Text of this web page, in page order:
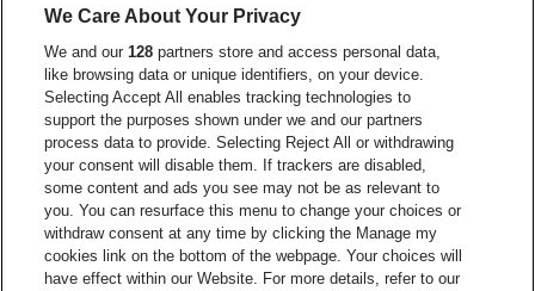
Go to website of Coca-Cola
Go to website of Red Bull
Go to
Go to website of Champagne Pommery
Go to website of The
Go to website of The Lillet logo
Go to website
Go to website of Holiday Inn
Go to website
Trixxo Arena is part ofbe•at
We Care About Your Privacy
We and our128 partners store and access personal data,
like browsing data or unique identifiers, on your device.
Selecting Accept All enables tracking technologies to
support the purposes shown under we and our partners
process data to provide. Selecting Reject All or withdrawing
your consent will disable them. If trackers are disabled,
some content and ads you see may not be as relevant to
you. You can resurface this menu to change your choices or
withdraw consent at any time by clicking the Manage my
cookies link on the bottom of the webpage. Your choices will
have effect within our Website. For more details, refer to our